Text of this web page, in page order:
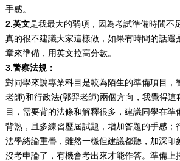
手感。
2.英文是我最大的弱項，因為考試準備時間不
真的很不建議大家這樣做，如果有時間的話還
章來準備，用英文拉高分數。
3.警察法規：
對同學來說專業科目是較為陌生的準備項目，
老師)和行政法(郭羿老師)兩個方向，我覺得這
目，需要背的法條和解釋很多，建議同學在準
背熟，且多練習歷屆試題，增加答題的手感；
法學緒論重疊，雖然一樣但建議都聽，加深印
沒考申論了，有機會考出來才能作答。準備上